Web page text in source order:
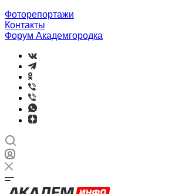
Фоторепортажи
Контакты
Форум Академгородка